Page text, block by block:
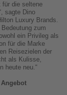
für die seltene
sagte Dino
Luxury Brands.
zum
ein Privileg als
für die Marke
Reisezielen der
als Kulisse,
heute neu.“